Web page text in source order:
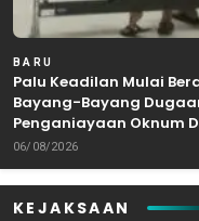
BARU
Palu Keadilan Mulai
Bayang-Bayang
Penganiayaan Oknum
Bekasi Masuk Meja Hijau
06/08/2026
KEJAKSAAN